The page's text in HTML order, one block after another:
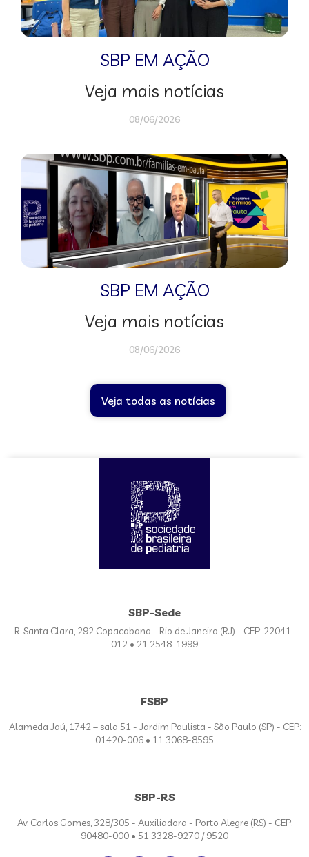
SBP EM AÇÃO
Veja mais notícias
08/06/2026
SBP EM AÇÃO
Veja mais notícias
08/06/2026
Veja todas as notícias
SBP-Sede
R. Santa Clara, 292 Copacabana - Rio de Janeiro (RJ) - CEP: 22041-
012 • 21 2548-1999
FSBP
Alameda Jaú, 1742 – sala 51 - Jardim Paulista - São Paulo (SP) - CEP:
01420-006 • 11 3068-8595
SBP-RS
Av. Carlos Gomes, 328/305 - Auxiliadora - Porto Alegre (RS) - CEP:
90480-000 • 51 3328-9270 / 9520